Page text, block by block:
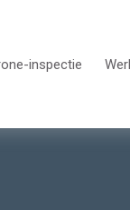
inspectie